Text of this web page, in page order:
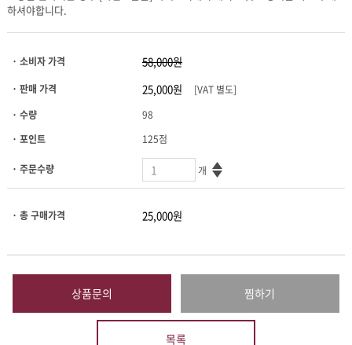
하셔야합니다.
· 소비자 가격
· 판매 가격
[VAT 별도]
· 수량
98
· 포인트
125점
· 주문수량 개
· 총 구매가격
상품문의 찜하기
목록